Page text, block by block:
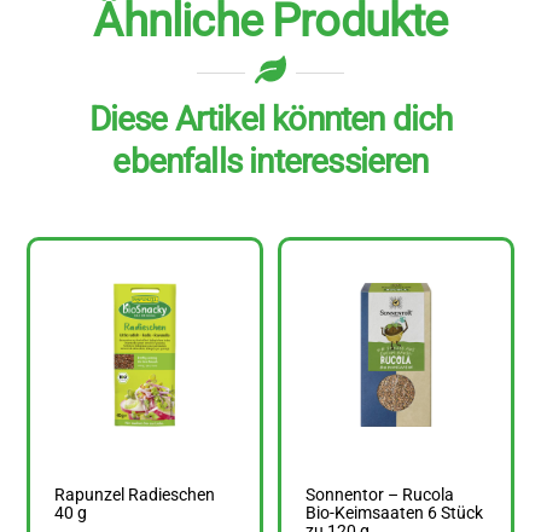
Ähnliche Produkte
Diese Artikel könnten dich
ebenfalls interessieren
Rapunzel Radieschen
40 g
Sonnentor – Rucola
Bio-Keimsaaten 6 Stück